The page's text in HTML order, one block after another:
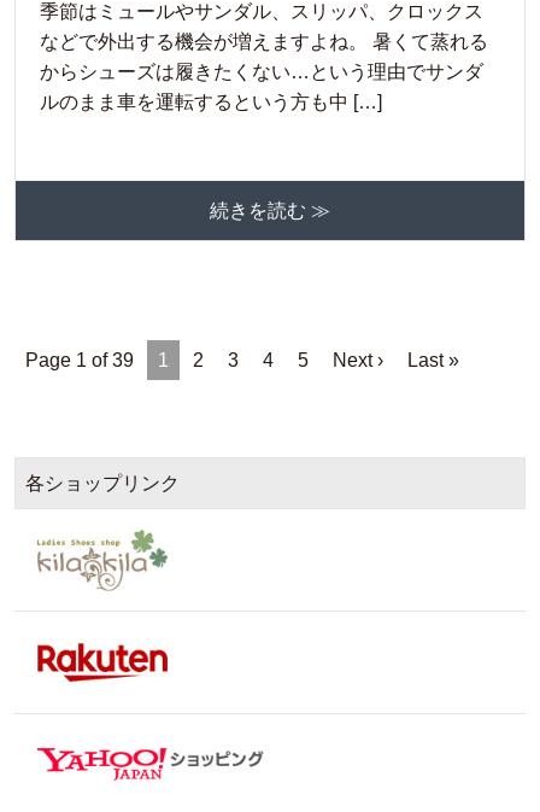
季節はミュールやサンダル、スリッパ、クロックス
などで外出する機会が増えますよね。 暑くて蒸れる
からシューズは履きたくない…という理由でサンダ
ルのまま車を運転するという方も中 […]
続きを読む ≫
Page 1 of 39 1 2 3 4 5 Next › Last »
各ショップリンク